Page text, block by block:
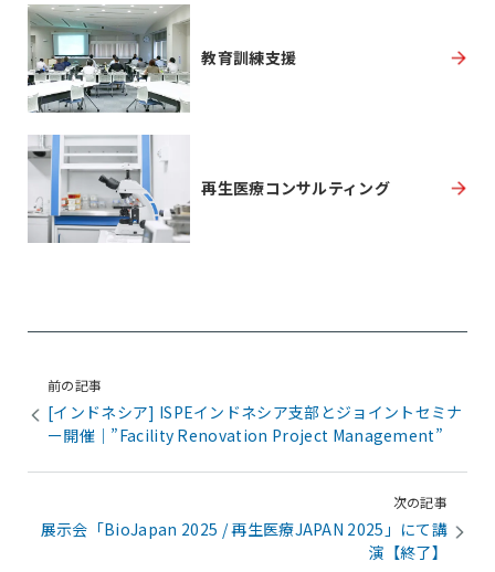
教育訓練支援
再生医療コンサルティング
前の記事
[インドネシア] ISPEインドネシア支部とジョイントセミナ
ー開催｜”Facility Renovation Project Management”
次の記事
展示会「BioJapan 2025 / 再生医療JAPAN 2025」にて講
演【終了】